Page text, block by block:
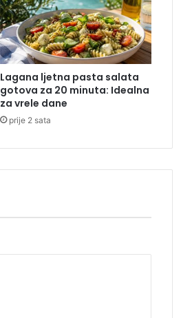
Lagana ljetna pasta salata
gotova za 20 minuta: Idealna
za vrele dane
prije 2 sata